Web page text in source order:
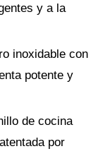
y a la
inoxidable con
potente y
de cocina
por